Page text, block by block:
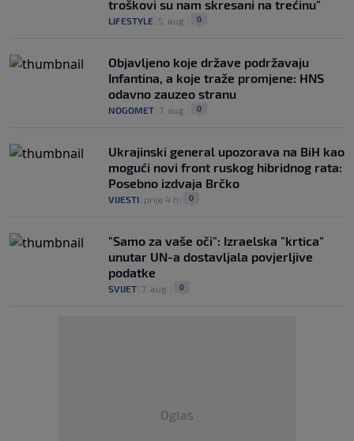
troškovi su nam skresani na trećinu"
LIFESTYLE 5. aug. 0
Objavljeno koje države podržavaju
Infantina, a koje traže promjene: HNS
odavno zauzeo stranu
NOGOMET 7. aug. 0
Ukrajinski general upozorava na BiH kao
mogući novi front ruskog hibridnog rata:
Posebno izdvaja Brčko
VIJESTI prije 4 h 0
"Samo za vaše oči": Izraelska "krtica"
unutar UN-a dostavljala povjerljive
podatke
SVIJET 7. aug. 0
Oglas